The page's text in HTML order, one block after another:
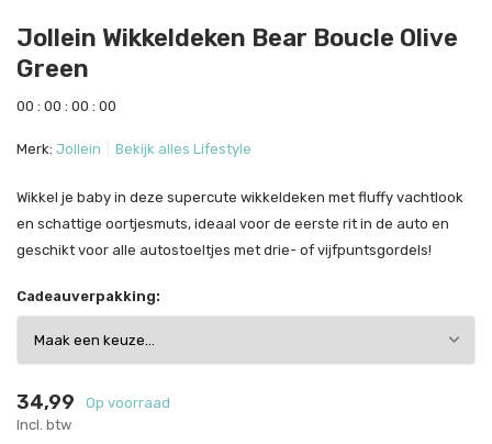
Jollein Wikkeldeken Bear Boucle Olive
Green
00 : 00 : 00 : 00
Merk: Jollein Bekijk alles Lifestyle
Wikkel je baby in deze supercute wikkeldeken met fluffy vachtlook
en schattige oortjesmuts, ideaal voor de eerste rit in de auto en
geschikt voor alle autostoeltjes met drie- of vijfpuntsgordels!
Cadeauverpakking:
34,99
Op voorraad
Incl. btw